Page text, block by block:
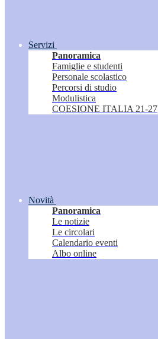
Servizi
Panoramica
Famiglie e studenti
Personale scolastico
Percorsi di studio
Modulistica
COESIONE ITALIA 21-27
Novità
Panoramica
Le notizie
Le circolari
Calendario eventi
Albo online